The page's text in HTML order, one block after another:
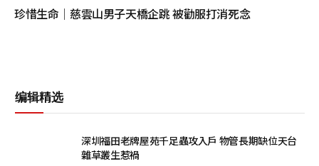
珍惜生命│慈雲山男子天橋企跳 被勸服打消死念
编辑精选
深圳福田老牌屋苑千足蟲攻入戶 物管長期缺位天台
雜草叢生惹禍